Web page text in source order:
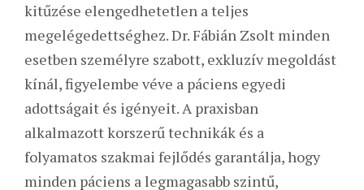
kitűzése elengedhetetlen a teljes
megelégedettséghez. Dr. Fábián Zsolt minden
esetben személyre szabott, exkluzív megoldást
kínál, figyelembe véve a páciens egyedi
adottságait és igényeit. A praxisban
alkalmazott korszerű technikák és a
folyamatos szakmai fejlődés garantálja, hogy
minden páciens a legmagasabb szintű,